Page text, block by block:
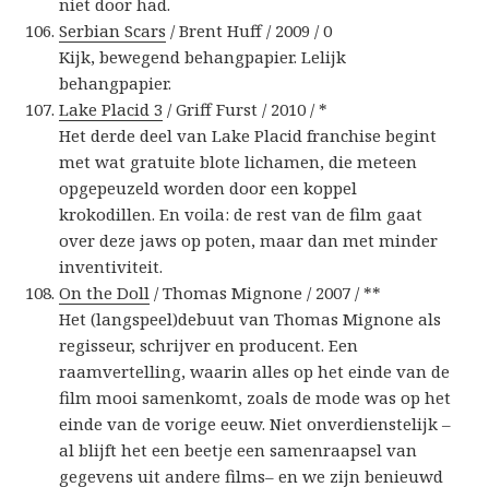
niet door had.
Serbian Scars / Brent Huff / 2009 / 0
Kijk, bewegend behangpapier. Lelijk
behangpapier.
Lake Placid 3 / Griff Furst / 2010 / *
Het derde deel van Lake Placid franchise begint
met wat gratuite blote lichamen, die meteen
opgepeuzeld worden door een koppel
krokodillen. En voila: de rest van de film gaat
over deze jaws op poten, maar dan met minder
inventiviteit.
On the Doll / Thomas Mignone / 2007 / **
Het (langspeel)debuut van Thomas Mignone als
regisseur, schrijver en producent. Een
raamvertelling, waarin alles op het einde van de
film mooi samenkomt, zoals de mode was op het
einde van de vorige eeuw. Niet onverdienstelijk –
al blijft het een beetje een samenraapsel van
gegevens uit andere films– en we zijn benieuwd